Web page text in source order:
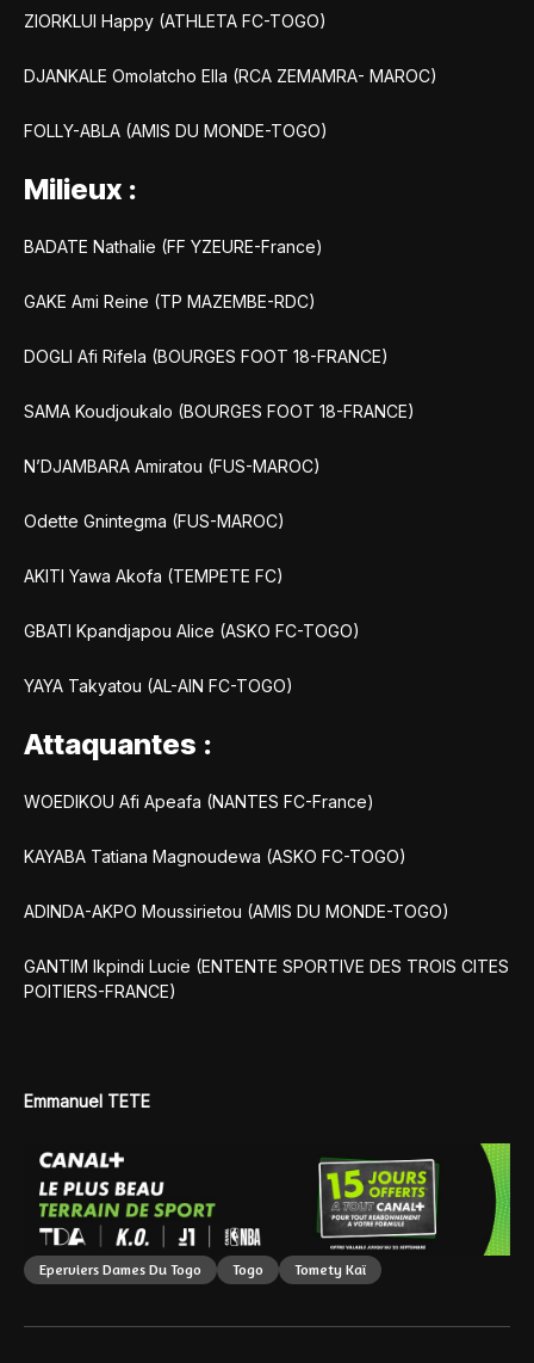
ZIORKLUI Happy (ATHLETA FC-TOGO)
DJANKALE Omolatcho Ella (RCA ZEMAMRA- MAROC)
FOLLY-ABLA (AMIS DU MONDE-TOGO)
Milieux :
BADATE Nathalie (FF YZEURE-France)
GAKE Ami Reine (TP MAZEMBE-RDC)
DOGLI Afi Rifela (BOURGES FOOT 18-FRANCE)
SAMA Koudjoukalo (BOURGES FOOT 18-FRANCE)
N’DJAMBARA Amiratou (FUS-MAROC)
Odette Gnintegma (FUS-MAROC)
AKITI Yawa Akofa (TEMPETE FC)
GBATI Kpandjapou Alice (ASKO FC-TOGO)
YAYA Takyatou (AL-AIN FC-TOGO)
Attaquantes :
WOEDIKOU Afi Apeafa (NANTES FC-France)
KAYABA Tatiana Magnoudewa (ASKO FC-TOGO)
ADINDA-AKPO Moussirietou (AMIS DU MONDE-TOGO)
GANTIM Ikpindi Lucie (ENTENTE SPORTIVE DES TROIS CITES
POITIERS-FRANCE)
Emmanuel TETE
Eperviers Dames Du Togo Togo Tomety Kaï